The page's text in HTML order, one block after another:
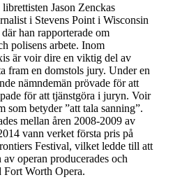
Jason Zenckas
i Stevens Point i Wisconsin
han rapporterade om
polisens arbete. Inom
är voir dire en viktig del av
fram en domstols jury. Under en
nämndemän prövade för att
för att tjänstgöra i juryn. Voir
som betyder ”att tala sanning”.
mellan åren 2008-2009 av
vann verket första pris på
Festival, vilket ledde till att
operan producerades och
Worth Opera.